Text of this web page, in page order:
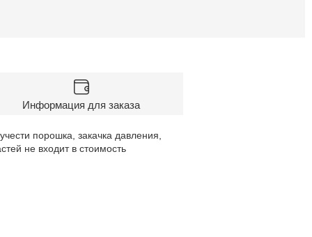
Информация для заказа
порошка, закачка давления,
не входит в стоимость